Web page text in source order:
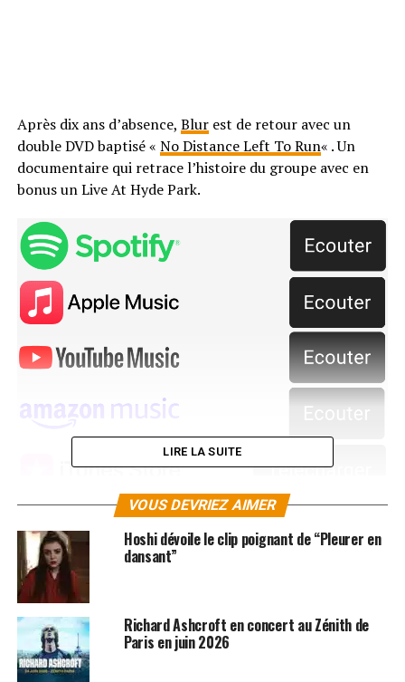
Après dix ans d’absence, Blurest de retour avec un
double DVD baptisé « No Distance Left To Run« . Un
documentaire qui retrace l’histoire du groupe avec en
bonus un Live At Hyde Park.
SUJETS ASSOCIÉS:
LIRE LA SUITE
VOUS DEVRIEZ AIMER
Hoshi dévoile le clip poignant de “Pleurer en
dansant”
Richard Ashcroft en concert au Zénith de
Paris en juin 2026